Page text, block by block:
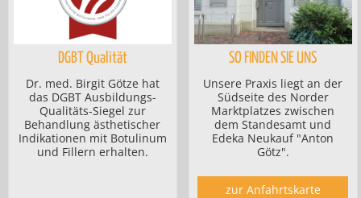
DGBT Qualität
Dr. med. Birgit Götze hat
das DGBT Ausbildungs-
Qualitäts-Siegel zur
Behandlung ästhetischer
Indikationen mit Botulinum
und Fillern erhalten.
SO FINDEN SIE UNS
Unsere Praxis liegt an der
Südseite des Norder
Marktplatzes zwischen
dem Standesamt und
Edeka Neukauf "Anton
Götz".
zur Anfahrtskarte